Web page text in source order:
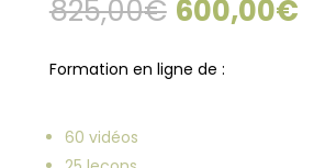
825,00€ Le
initial
était :
600,00€Le
Formation en ligne de :
60 vidéos